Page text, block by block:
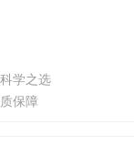
学之选
保障